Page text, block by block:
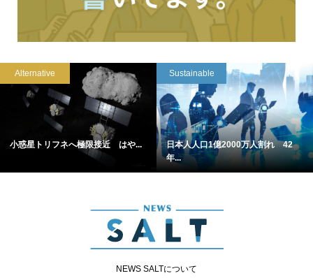
Alternative
小惑星トリフネへ極限接近 はや...
Sustainable
日本人人口1億2000万人割れ 42
年...
NEWS SALTについて